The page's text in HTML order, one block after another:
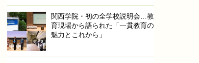
関西学院・初の全学校説明会…教
育現場から語られた「一貫教育の
魅力とこれから」